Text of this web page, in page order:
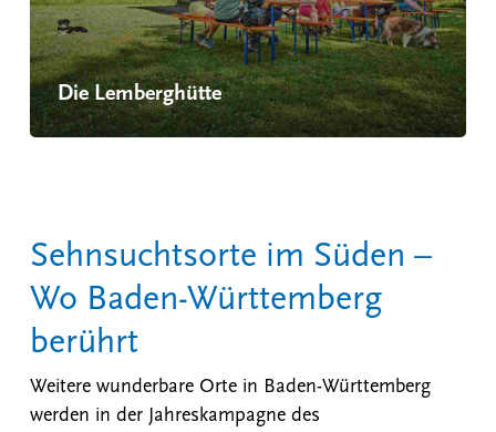
Die Lemberghütte
Sehnsuchtsorte im Süden –
Wo Baden-Württemberg
berührt
Weitere wunderbare Orte in Baden-Württemberg
werden in der Jahreskampagne des